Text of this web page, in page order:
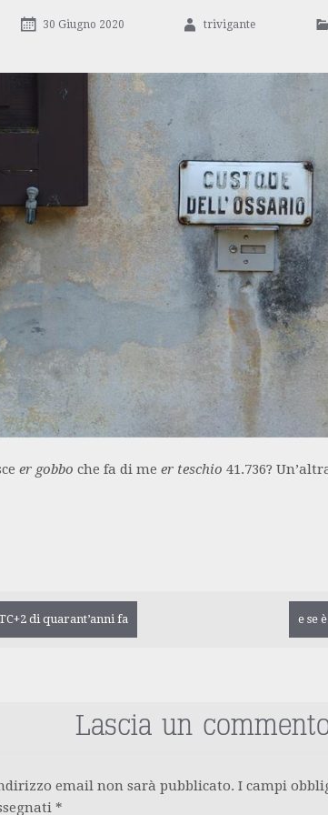
30 Giugno 2020 trivigante
er gobbo che fa di me er teschio 41.736?
di quarant’anni fa e se
Lascia un
email non sarà pubblicato. I campi
*